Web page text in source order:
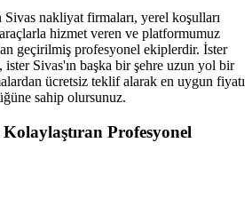
nakliyat firmaları, yerel koşulları
hizmet veren ve platformumuz
geçirilmiş profesyonel ekiplerdir. İster
Sivas'ın başka bir şehre uzun yol bir
ücretsiz teklif alarak en uygun fiyatı
sahip olursunuz.
Profesyonel